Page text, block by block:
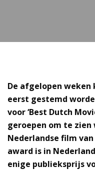
De afgelopen weken
eerst gestemd
voor ‘Best Dutch
geroepen om te
Nederlandse film
award is in
enige publieksprijs